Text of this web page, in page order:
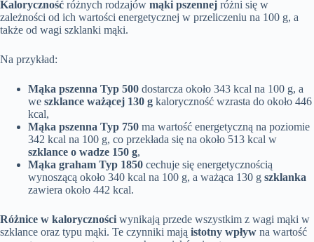
Kaloryczność różnych rodzajów mąki pszennej różni się w
zależności od ich wartości energetycznej w przeliczeniu na 100 g, a
także od wagi szklanki mąki.
Na przykład:
Mąka pszenna Typ 500 dostarcza około 343 kcal na 100 g, a
we szklance ważącej 130 g kaloryczność wzrasta do około 446
kcal,
Mąka pszenna Typ 750 ma wartość energetyczną na poziomie
342 kcal na 100 g, co przekłada się na około 513 kcal w
szklance o wadze 150 g,
Mąka graham Typ 1850 cechuje się energetycznością
wynoszącą około 340 kcal na 100 g, a ważąca 130 g szklanka
zawiera około 442 kcal.
Różnice w kaloryczności wynikają przede wszystkim z wagi mąki w
szklance oraz typu mąki. Te czynniki mają istotny wpływ na wartość